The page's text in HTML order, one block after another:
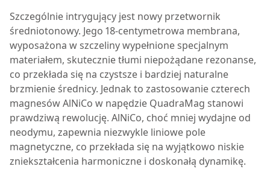
Szczególnie intrygujący jest nowy przetwornik
średniotonowy. Jego 18-centymetrowa membrana,
wyposażona w szczeliny wypełnione specjalnym
materiałem, skutecznie tłumi niepożądane rezonanse,
co przekłada się na czystsze i bardziej naturalne
brzmienie średnicy. Jednak to zastosowanie czterech
magnesów AlNiCo w napędzie QuadraMag stanowi
prawdziwą rewolucję. AlNiCo, choć mniej wydajne od
neodymu, zapewnia niezwykle liniowe pole
magnetyczne, co przekłada się na wyjątkowo niskie
zniekształcenia harmoniczne i doskonałą dynamikę.